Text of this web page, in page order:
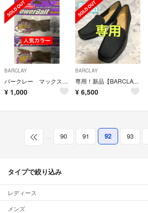
BARCLAY
バークレー マックスセント ヒットワーム 新品 人気カラー
¥ 1,000
BARCLAY
専用！新品【BARCLAY】本革モカシンパンプス
¥ 6,500
… 90 91 92 93
タイプで絞り込み
レディース
メンズ